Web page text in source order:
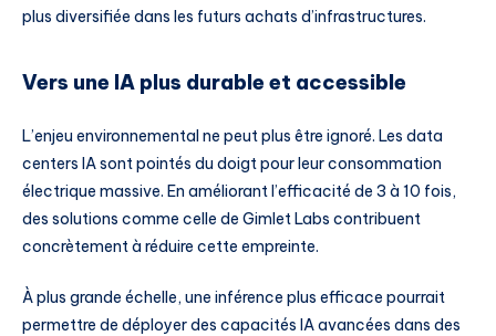
plus diversifiée dans les futurs achats d’infrastructures.
Vers une IA plus durable et accessible
L’enjeu environnemental ne peut plus être ignoré. Les data
centers IA sont pointés du doigt pour leur consommation
électrique massive. En améliorant l’efficacité de 3 à 10 fois,
des solutions comme celle de Gimlet Labs contribuent
concrètement à réduire cette empreinte.
À plus grande échelle, une inférence plus efficace pourrait
permettre de déployer des capacités IA avancées dans des